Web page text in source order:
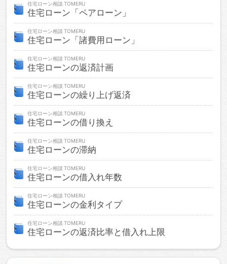
住宅ローン相談
住宅ローン「ペアローン」
住宅ローン相談
住宅ローン「諸費用ローン」
住宅ローン相談
住宅ローンの返済計画
住宅ローン相談
住宅ローンの繰り上げ返済
住宅ローン相談
住宅ローンの借り換え
住宅ローン相談
住宅ローンの滞納
住宅ローン相談
住宅ローンの借入れ年数
住宅ローン相談
住宅ローンの金利タイプ
住宅ローン相談
住宅ローンの返済比率と借入れ上限